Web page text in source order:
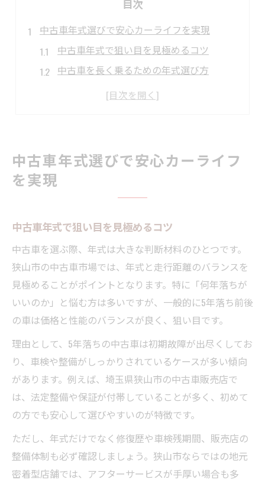
目次
中古車年式選びで安心カーライフを実現
中古車年式で狙い目を見極めるコツ
中古車を長く乗るための年式選び方
埼玉県狭山市で中古車選びが安心な理由
中古車年式と走行距離の重要な見方
中古車年式が安心感に直結する理由とは
中古車年式選びで失敗しないための視点
予算に合う中古車の年式バランス術
中古車年式と価格の賢いバランスの取り方
予算内で中古車年式を選ぶ実践ポイント
中古車年式が価格に与える影響を解説
中古車年式別で予算を最適化するコツ
長く乗るなら年式と走行距離どちら重視
中古車年式と走行距離の最適な選び方
長く乗る中古車は年式を優先すべきか
中古車年式より走行距離が重要な場合
中古車年式選択で長期活用を実現する秘訣
中古車年式選びで安心カーライフ
を実現
中古車年式で狙い目を見極めるコツ
中古車を選ぶ際、年式は大きな判断材料のひとつです。
狭山市の中古車市場では、年式と走行距離のバランスを
見極めることがポイントとなります。特に「何年落ちが
いいのか」と悩む方は多いですが、一般的に5年落ち前後
の車は価格と性能のバランスが良く、狙い目です。
理由として、5年落ちの中古車は初期故障が出尽くしてお
り、車検や整備がしっかりされているケースが多い傾向
があります。例えば、埼玉県狭山市の中古車販売店で
は、法定整備や保証が付帯していることが多く、初めて
の方でも安心して選びやすいのが特徴です。
ただし、年式だけでなく修復歴や車検残期間、販売店の
整備体制も必ず確認しましょう。狭山市ならではの地元
密着型店舗では、アフターサービスが手厚い場合も多